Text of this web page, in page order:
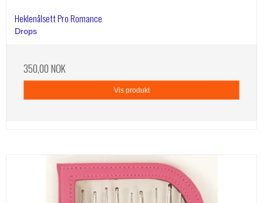
Heklenålsett Pro Romance
Drops
350,00 NOK
Vis produkt